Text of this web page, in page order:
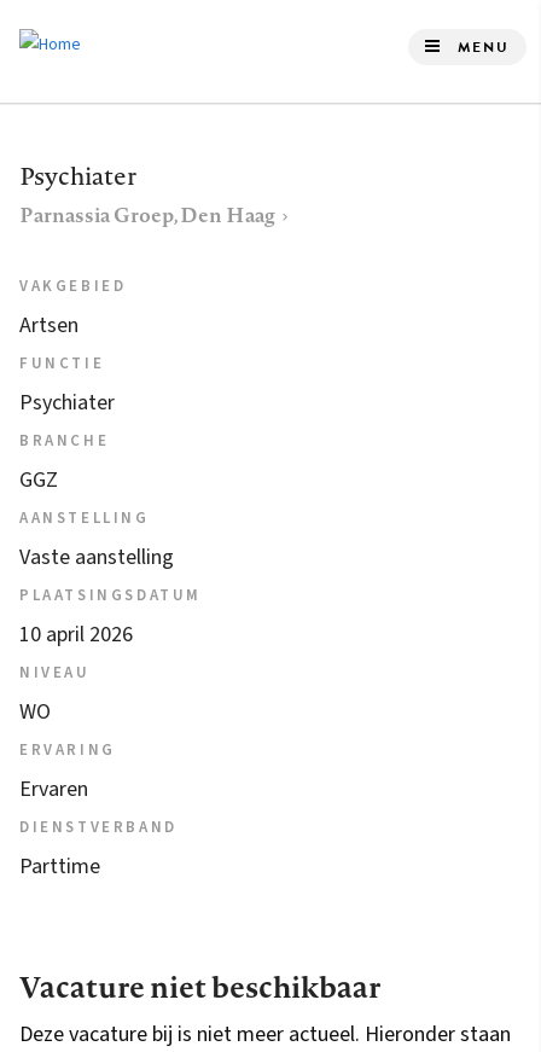
de
gaan
MENU
Psychiater
Parnassia Groep, Den Haag
VAKGEBIED
Artsen
FUNCTIE
Psychiater
BRANCHE
GGZ
AANSTELLING
Vaste aanstelling
PLAATSINGSDATUM
10 april 2026
NIVEAU
WO
ERVARING
Ervaren
DIENSTVERBAND
Parttime
Vacature niet beschikbaar
Deze vacature bij is niet meer actueel. Hieronder staan